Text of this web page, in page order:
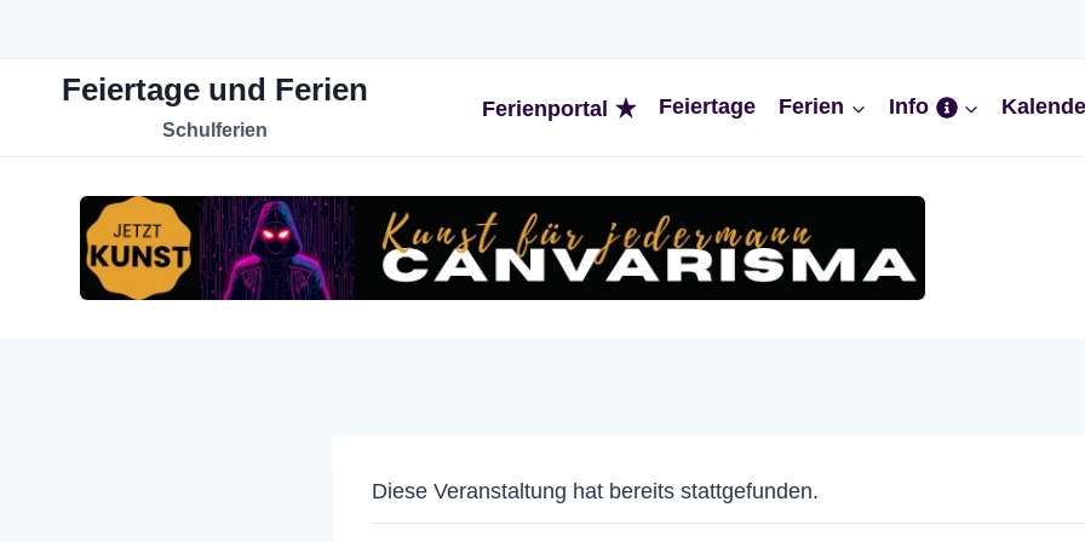
springenFeiertage und Ferien
Schulferien
Ferienportal Feiertage Ferien Info
Diese Veranstaltung hat bereits stattgefunden.